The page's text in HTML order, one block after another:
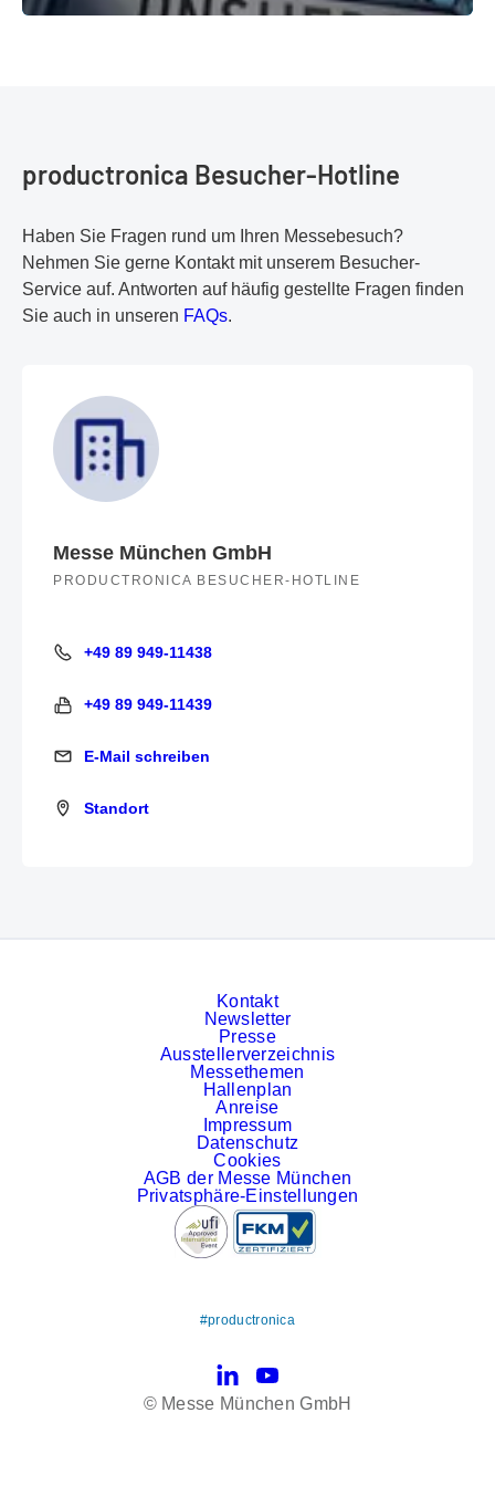
productronica Besucher-Hotline
Haben Sie Fragen rund um Ihren Messebesuch?
Nehmen Sie gerne Kontakt mit unserem Besucher-
Service auf. Antworten auf häufig gestellte Fragen finden
Sie auch in unseren FAQs.
Messe München GmbH
PRODUCTRONICA BESUCHER-HOTLINE
+49 89 949-11438
+49 89 949-11438
+49 89 949-11439
+49 89 949-11439
E-Mail schreiben
E-Mail schreiben
Standort
Standort
Kontakt
Newsletter
Presse
Ausstellerverzeichnis
Messethemen
Hallenplan
Anreise
Impressum
Datenschutz
Cookies
AGB der Messe München
Privatsphäre-Einstellungen
#productronica
LinkedInYouTube
© Messe München GmbH